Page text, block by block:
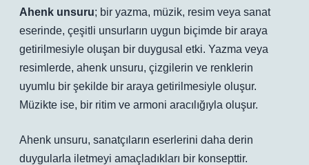
Ahenk unsuru; bir yazma, müzik, resim veya sanat
eserinde, çeşitli unsurların uygun biçimde bir araya
getirilmesiyle oluşan bir duygusal etki. Yazma veya
resimlerde, ahenk unsuru, çizgilerin ve renklerin
uyumlu bir şekilde bir araya getirilmesiyle oluşur.
Müzikte ise, bir ritim ve armoni aracılığıyla oluşur.
Ahenk unsuru, sanatçıların eserlerini daha derin
duygularla iletmeyi amaçladıkları bir konsepttir.